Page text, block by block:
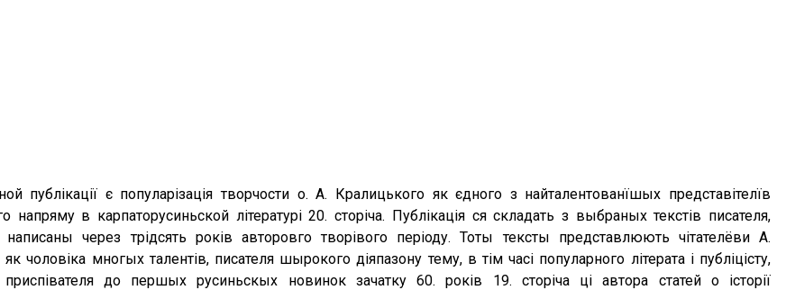
публікації є популарізація творчости о. А. Кралицького як єдного з найталентованїшых представітелїв
напряму в карпаторусиньской літературі 20. сторіча. Публікація ся складать з выбраных текстів писателя,
через трідсять років авторовго творівого періоду. Тоты тексты представлюють чітателёви А.
чоловіка многых талентів, писателя шырокого діяпазону тему, в тім часі популарного літерата і публіцісту,
до першых русиньскых новинок зачатку 60. років 19. сторіча ці автора статей о історії